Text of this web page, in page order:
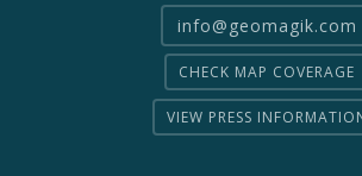
info@geomagik.com
CHECK MAP COVERAGE
VIEW PRESS